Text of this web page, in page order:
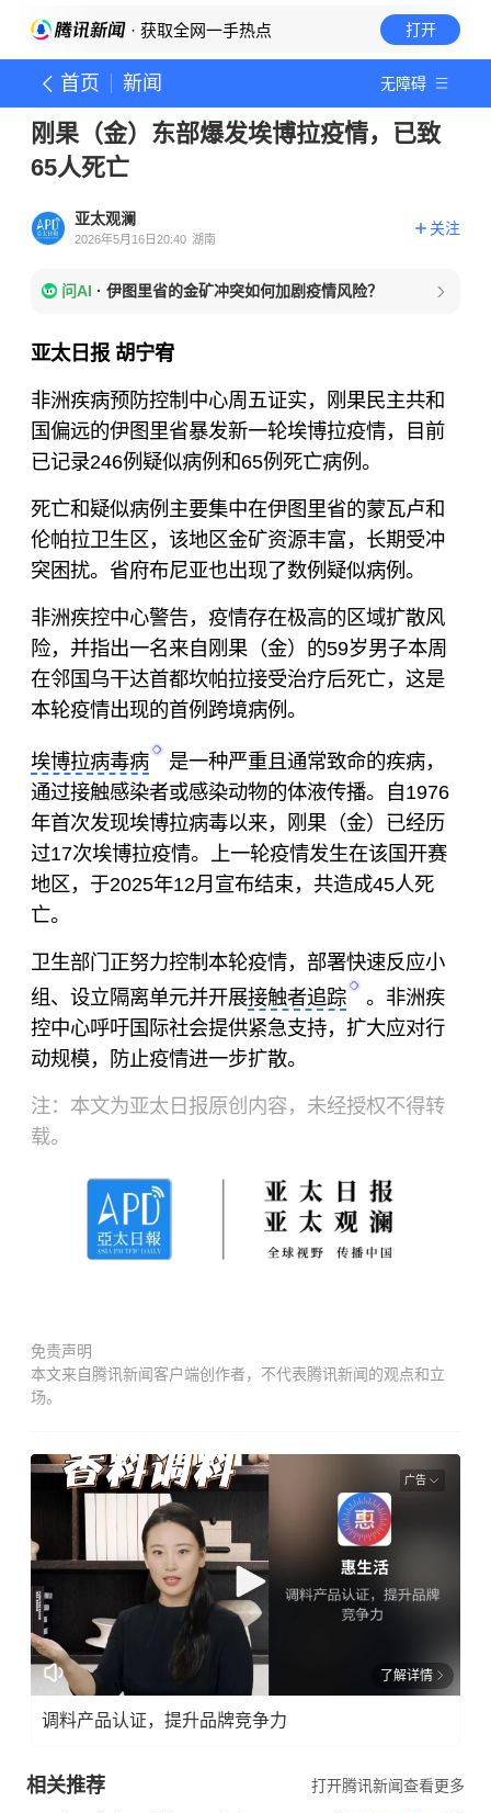
· 获取全网一手热点 打开
首页 新闻 无障碍
刚果（金）东部爆发埃博拉疫情，已致
65人死亡
亚太观澜
2026年5月16日20:40 湖南
关注
问AI · 伊图里省的金矿冲突如何加剧疫情风险？
亚太日报 胡宁宥
非洲疾病预防控制中心周五证实，刚果民主共和
国偏远的伊图里省暴发新一轮埃博拉疫情，目前
已记录246例疑似病例和65例死亡病例。
死亡和疑似病例主要集中在伊图里省的蒙瓦卢和
伦帕拉卫生区，该地区金矿资源丰富，长期受冲
突困扰。省府布尼亚也出现了数例疑似病例。
非洲疾控中心警告，疫情存在极高的区域扩散风
险，并指出一名来自刚果（金）的59岁男子本周
在邻国乌干达首都坎帕拉接受治疗后死亡，这是
本轮疫情出现的首例跨境病例。
埃博拉病毒病
是一种严重且通常致命的疾病，
通过接触感染者或感染动物的体液传播。自1976
年首次发现埃博拉病毒以来，刚果（金）已经历
过17次埃博拉疫情。上一轮疫情发生在该国开赛
地区，于2025年12月宣布结束，共造成45人死
亡。
卫生部门正努力控制本轮疫情，部署快速反应小
组、设立隔离单元并开展接触者追踪
。非洲疾
控中心呼吁国际社会提供紧急支持，扩大应对行
动规模，防止疫情进一步扩散。
注：本文为亚太日报原创内容，未经授权不得转
载。
免责声明
本文来自腾讯新闻客户端创作者，不代表腾讯新闻的观点和立
场。
广告
了解详情
调料产品认证，提升品牌竞争力
相关推荐 打开腾讯新闻查看更多